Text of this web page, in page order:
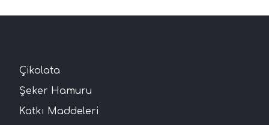
Çikolata
Şeker Hamuru
Katkı Maddeleri